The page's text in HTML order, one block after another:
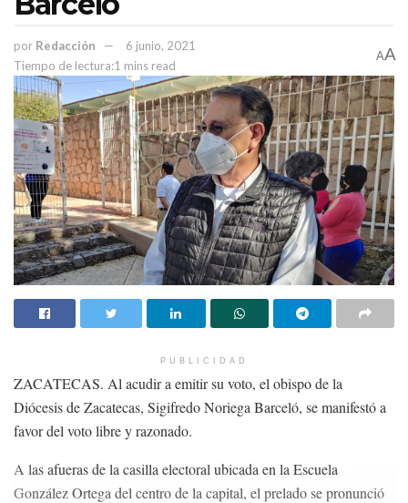
por Redacción
6 junio, 2021
Tiempo de lectura:1 mins read
AA
PUBLICIDAD
ZACATECAS. Al acudir a emitir su voto, el obispo de la
Diócesis de Zacatecas, Sigifredo Noriega Barceló, se manifestó a
favor del voto libre y razonado.
A las afueras de la casilla electoral ubicada en la Escuela
González Ortega del centro de la capital, el prelado se pronunció